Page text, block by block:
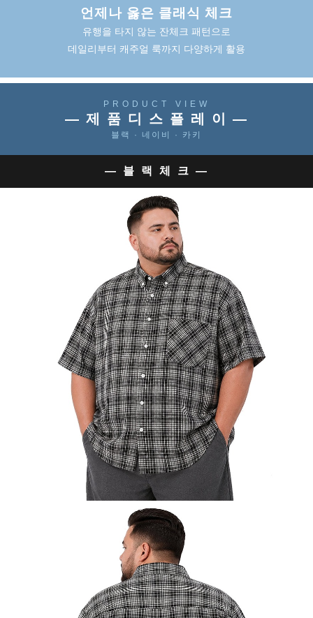
언제나 옳은 클래식 체크
유행을 타지 않는 잔체크 패턴으로
데일리부터 캐주얼 룩까지 다양하게 활용
PRODUCT VIEW
— 제 품 디 스 플 레 이 —
블랙 · 네이비 · 카키
— 블 랙 체 크 —